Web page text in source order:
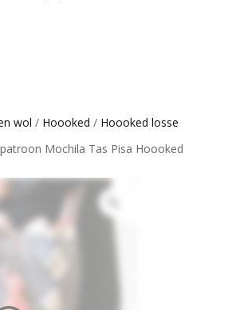
wol / Hoooked / Hoooked losse
Mochila Tas Pisa Hoooked